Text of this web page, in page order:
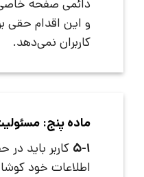
دائمی صفحه
و این اقدام حقی
کاربران نمی‌دهد.
ماده پنج:
5-1 کاربر باید
اطلاعات خود